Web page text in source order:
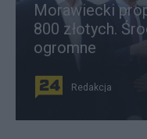
Morawiecki
800 złotych.
ogromne
Redakcja